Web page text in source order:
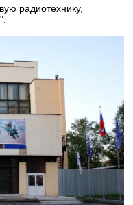
радиотехнику,